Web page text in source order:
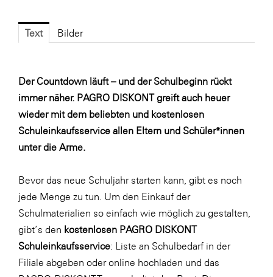
FG UBIT Salzburg
foodaffairs
FRoSTA
FV Energierohstoff & Kraftstoff
Gardena
Gas Connect Austria
Bauvereinigungen
Getzner Werkstoffe
Heimat Österreich
ikp
Johnson & Johnson
Text Bilder
Der Countdown läuft – und der Schulbeginn rückt
immer näher. PAGRO DISKONT greift auch heuer
wieder mit dem beliebten und kostenlosen
Schuleinkaufsservice allen Eltern und Schüler*innen
unter die Arme.
Bevor das neue Schuljahr starten kann, gibt es noch
jede Menge zu tun. Um den Einkauf der
Schulmaterialien so einfach wie möglich zu gestalten,
gibt’s den kostenlosen PAGRO DISKONT
Schuleinkaufsservice: Liste an Schulbedarf in der
Filiale abgeben oderonline hochladen und das